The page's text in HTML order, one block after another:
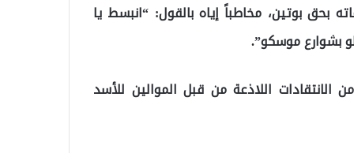
بحق بوتين، مخاطباً إياه بالقول: “انبسط يا
بشوارع موسكو”.
اللاذعة من قبل الموالين للأسد